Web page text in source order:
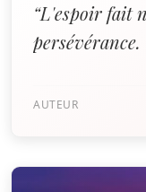
“L'espoir fait
persévérance.
AUTEUR